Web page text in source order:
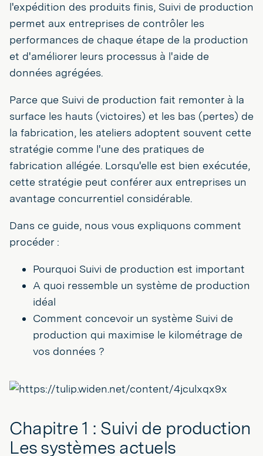
l'expédition des produits finis, Suivi de production
permet aux entreprises de contrôler les
performances de chaque étape de la production
et d'améliorer leurs processus à l'aide de
données agrégées.
Parce que Suivi de production fait remonter à la
surface les hauts (victoires) et les bas (pertes) de
la fabrication, les ateliers adoptent souvent cette
stratégie comme l'une des pratiques de
fabrication allégée. Lorsqu'elle est bien exécutée,
cette stratégie peut conférer aux entreprises un
avantage concurrentiel considérable.
Dans ce guide, nous vous expliquons comment
procéder :
Pourquoi Suivi de production est important
A quoi ressemble un système de production
idéal
Comment concevoir un système Suivi de
production qui maximise le kilométrage de
vos données ?
Chapitre 1 : Suivi de production
Les systèmes actuels